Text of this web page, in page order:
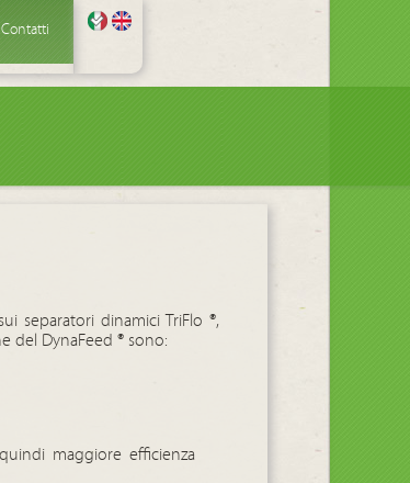
Contatti
separatori dinamici TriFlo ®,
del DynaFeed ® sono:
maggiore efficienza